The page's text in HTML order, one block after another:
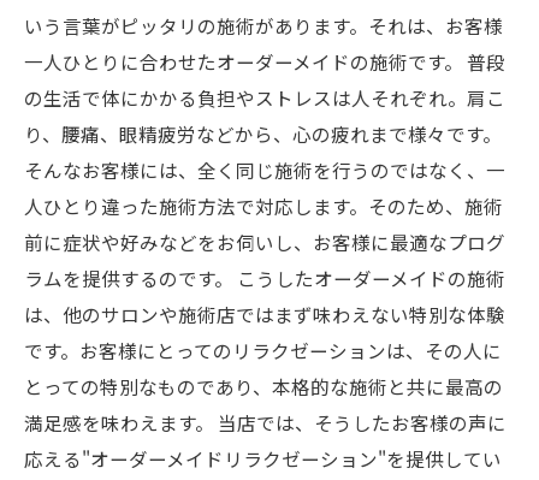
いう言葉がピッタリの施術があります。それは、お客様
一人ひとりに合わせたオーダーメイドの施術です。 普段
の生活で体にかかる負担やストレスは人それぞれ。肩こ
り、腰痛、眼精疲労などから、心の疲れまで様々です。
そんなお客様には、全く同じ施術を行うのではなく、一
人ひとり違った施術方法で対応します。そのため、施術
前に症状や好みなどをお伺いし、お客様に最適なプログ
ラムを提供するのです。 こうしたオーダーメイドの施術
は、他のサロンや施術店ではまず味わえない特別な体験
です。お客様にとってのリラクゼーションは、その人に
とっての特別なものであり、本格的な施術と共に最高の
満足感を味わえます。 当店では、そうしたお客様の声に
応える"オーダーメイドリラクゼーション"を提供してい